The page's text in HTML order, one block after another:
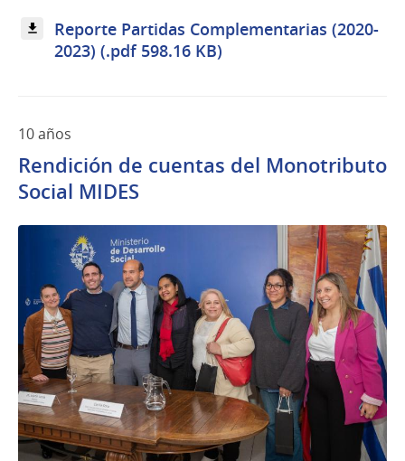
Reporte Partidas Complementarias (2020-
2023) (.pdf 598.16 KB)
10 años
Rendición de cuentas del Monotributo
Social MIDES